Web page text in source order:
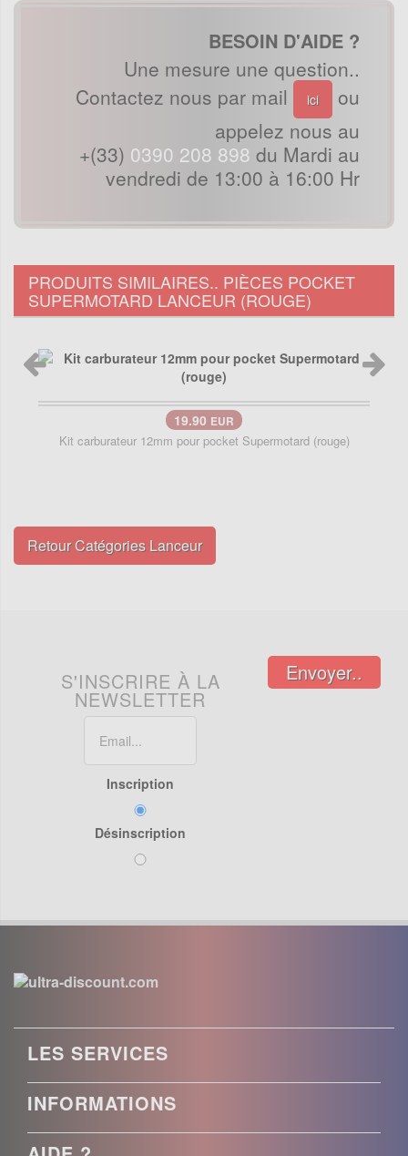
BESOIN D'AIDE ?
Une mesure une question..
Contactez nous par mail
ici
ou
appelez nous au
+(33) 0390 208 898 du Mardi au
vendredi de 13:00 à 16:00 Hr
PRODUITS SIMILAIRES.. PIÈCES POCKET
SUPERMOTARD LANCEUR (ROUGE)
19.90 EUR
Kit carburateur 12mm pour pocket Supermotard (rouge)
Retour Catégories Lanceur
S'INSCRIRE À LA
NEWSLETTER
Inscription
Désinscription
Envoyer..
LES SERVICES
INFORMATIONS